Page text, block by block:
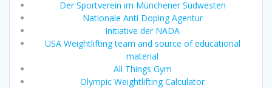
Der Sportverein im Münchener Südwesten
Nationale Anti Doping Agentur
Initiative der NADA
USA Weightlifting team and source of educational
material
All Things Gym
Olympic Weightlifting Calculator